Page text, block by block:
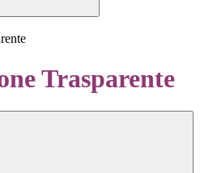
Trasparente